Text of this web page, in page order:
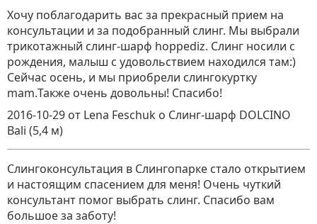
Хочу поблагодарить вас за прекрасный прием на
консультации и за подобранный слинг. Мы выбрали
трикотажный слинг-шарф hoppediz. Слинг носили с
рождения, малыш с удовольствием находился там:)
Сейчас осень, и мы приобрели слингокуртку
mam.Также очень довольны! Спасибо!
2016-10-29 от Lena Feschuk о Слинг-шарф DOLCINO
Bali (5,4 м)
Слингоконсультация в Слингопарке стало открытием
и настоящим спасением для меня! Очень чуткий
консультант помог выбрать слинг. Спасибо вам
большое за заботу!